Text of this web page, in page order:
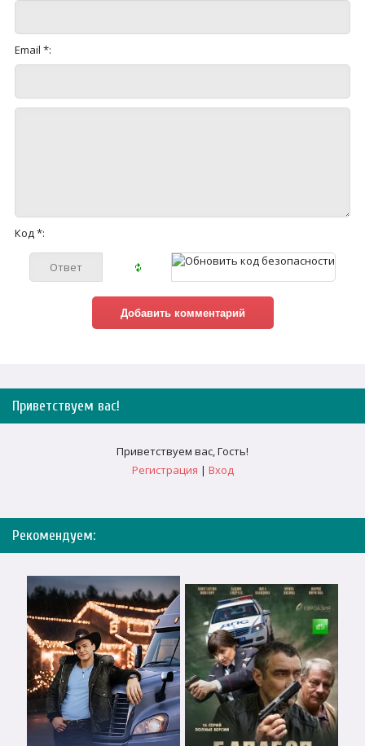
Email *:
Код *:
Приветствуем вас!
Приветствуем вас,Гость!
Регистрация | Вход
Рекомендуем: